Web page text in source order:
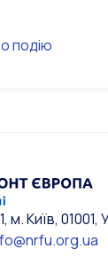
подію
м. Київ, 01001,